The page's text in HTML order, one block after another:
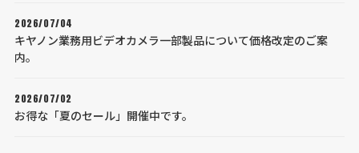
2026/07/04
キヤノン業務用ビデオカメラ一部製品について価格改定のご案
内。
2026/07/02
お得な「夏のセール」開催中です。